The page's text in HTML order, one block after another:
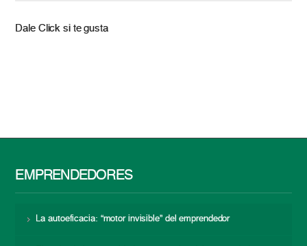
Dale Click si te gusta
EMPRENDEDORES
La autoeficacia: “motor invisible” del emprendedor